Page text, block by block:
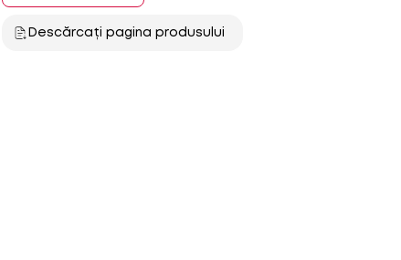
Descărcați pagina produsului